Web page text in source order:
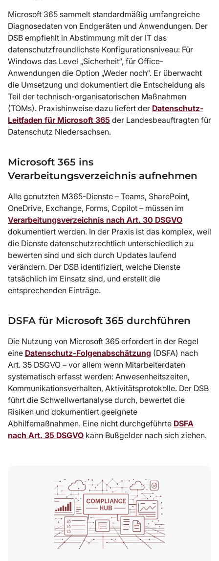
Microsoft 365 sammelt standardmäßig umfangreiche
Diagnosedaten von Endgeräten und Anwendungen. Der
DSB empfiehlt in Abstimmung mit der IT das
datenschutzfreundlichste Konfigurationsniveau: Für
Windows das Level „Sicherheit“, für Office-
Anwendungen die Option „Weder noch“. Er überwacht
die Umsetzung und dokumentiert die Entscheidung als
Teil der technisch-organisatorischen Maßnahmen
(TOMs). Praxishinweise dazu liefert der Datenschutz-
Leitfaden für Microsoft 365 der Landesbeauftragten für
Datenschutz Niedersachsen.
Microsoft 365 ins
Verarbeitungsverzeichnis aufnehmen
Alle genutzten M365-Dienste – Teams, SharePoint,
OneDrive, Exchange, Forms, Copilot – müssen im
Verarbeitungsverzeichnis nach Art. 30 DSGVO
dokumentiert werden. In der Praxis ist das komplex, weil
die Dienste datenschutzrechtlich unterschiedlich zu
bewerten sind und sich durch Updates laufend
verändern. Der DSB identifiziert, welche Dienste
tatsächlich im Einsatz sind, und erstellt die
entsprechenden Einträge.
DSFA für Microsoft 365 durchführen
Die Nutzung von Microsoft 365 erfordert in der Regel
eine Datenschutz-Folgenabschätzung (DSFA) nach
Art. 35 DSGVO – vor allem wenn Mitarbeiterdaten
systematisch erfasst werden: Anwesenheitszeiten,
Kommunikationsverhalten, Aktivitätsprotokolle. Der DSB
führt die Schwellwertanalyse durch, bewertet die
Risiken und dokumentiert geeignete
Abhilfemaßnahmen. Eine nicht durchgeführte DSFA
nach Art. 35 DSGVO kann Bußgelder nach sich ziehen.